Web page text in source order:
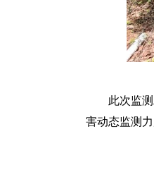
此次监
害动态监测